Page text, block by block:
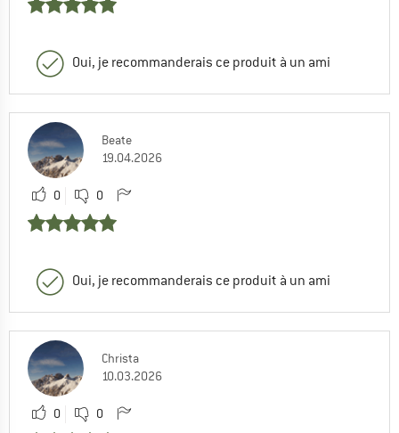
Oui, je recommanderais ce produit à un ami
Beate
19.04.2026
0 0
Oui, je recommanderais ce produit à un ami
Christa
10.03.2026
0 0